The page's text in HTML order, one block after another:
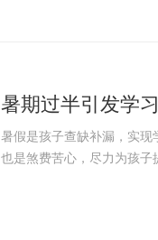
暑期过半引发学
学不怕晚
暑假是孩子查缺补漏，实
也是煞费苦心，尽力为孩